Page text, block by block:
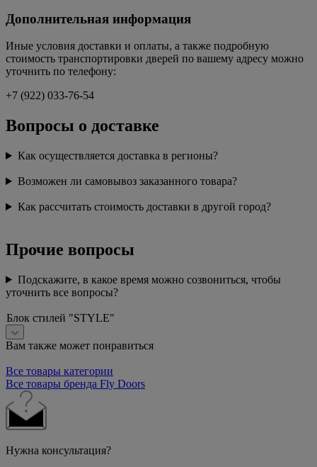
Дополнительная информация
Иные условия доставки и оплаты, а также подробную
стоимость транспортировки дверей по вашему адресу можно
уточнить по телефону:
+7 (922) 033-76-54
Вопросы о доставке
Как осуществляется доставка в регионы?
Возможен ли самовывоз заказанного товара?
Как рассчитать стоимость доставки в другой город?
Прочие вопросы
Подскажите, в какое время можно созвониться, чтобы
уточнить все вопросы?
Блок стилей "STYLE"
Вам также может понравиться
Все товары категории
Все товары бренда Fly Doors
Нужна консультация?